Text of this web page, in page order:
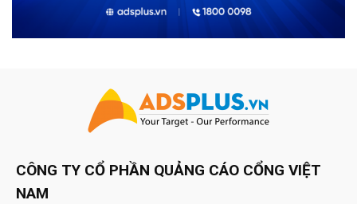
CÔNG TY CỔ PHẦN QUẢNG CÁO CỔNG VIỆT
NAM